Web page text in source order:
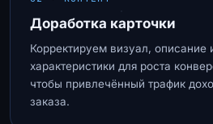
Доработка карточки
Корректируем визуал, описание
характеристики для роста
чтобы привлечённый трафик
заказа.